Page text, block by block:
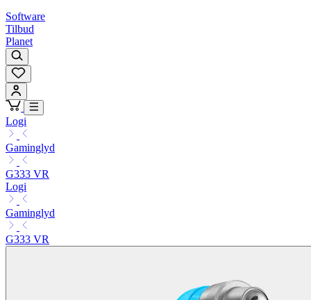
Software
Tilbud
Planet
Logi
Gaminglyd
G333 VR
Logi
Gaminglyd
G333 VR